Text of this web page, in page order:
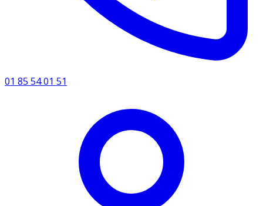
01 85 54 01 51